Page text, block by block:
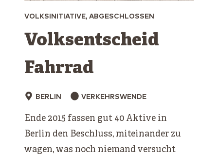
VOLKSINITIATIVE, ABGESCHLOSSEN
Volksentscheid
Fahrrad
BERLIN VERKEHRSWENDE
Ende 2015 fassen gut 40 Aktive in
Berlin den Beschluss, miteinander zu
wagen, was noch niemand versucht